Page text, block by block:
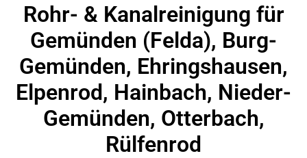
Rohr- & Kanalreinigung für
Gemünden (Felda), Burg-
Gemünden, Ehringshausen,
Elpenrod, Hainbach, Nieder-
Gemünden, Otterbach,
Rülfenrod